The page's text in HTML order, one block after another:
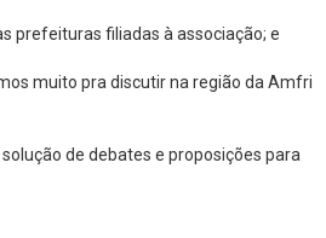
prefeituras filiadas à associação; e
muito pra discutir na região da Amfri
de debates e proposições para